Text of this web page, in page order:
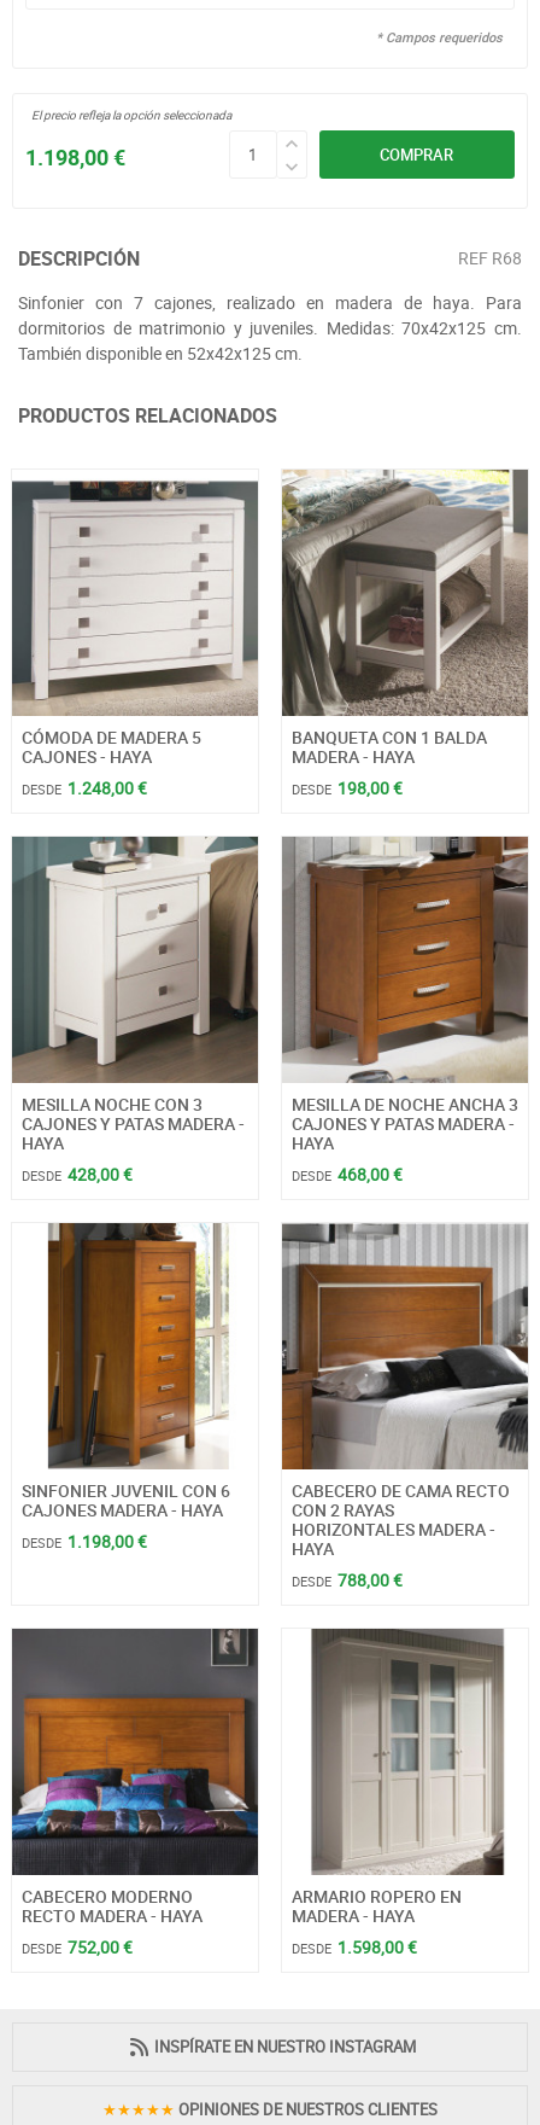
* Campos requeridos
COMPRAR
1.198,00 €
El precio refleja la opción seleccionada
DESCRIPCIÓN REF R68
Sinfonier con 7 cajones, realizado en madera de haya. Para
dormitorios de matrimonio y juveniles. Medidas: 70x42x125 cm.
También disponible en 52x42x125 cm.
PRODUCTOS RELACIONADOS
CÓMODA DE MADERA 5
CAJONES - HAYA
DESDE 1.248,00 €
BANQUETA CON 1 BALDA
MADERA - HAYA
DESDE 198,00 €
MESILLA NOCHE CON 3
CAJONES Y PATAS MADERA -
HAYA
DESDE 428,00 €
MESILLA DE NOCHE ANCHA 3
CAJONES Y PATAS MADERA -
HAYA
DESDE 468,00 €
SINFONIER JUVENIL CON 6
CAJONES MADERA - HAYA
DESDE 1.198,00 €
CABECERO DE CAMA RECTO
CON 2 RAYAS
HORIZONTALES MADERA -
HAYA
DESDE 788,00 €
CABECERO MODERNO
RECTO MADERA - HAYA
DESDE 752,00 €
ARMARIO ROPERO EN
MADERA - HAYA
DESDE 1.598,00 €
INSPÍRATE EN NUESTRO INSTAGRAM
★★★★★ OPINIONES DE NUESTROS CLIENTES